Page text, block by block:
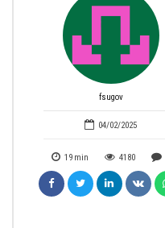
fsugov
04/02/2025
19 min 4180